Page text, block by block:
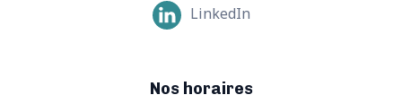
LinkedIn
Nos horaires